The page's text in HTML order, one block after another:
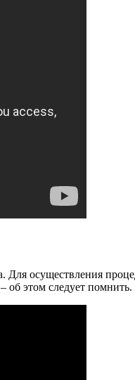
осуществления
об этом следует помнить.